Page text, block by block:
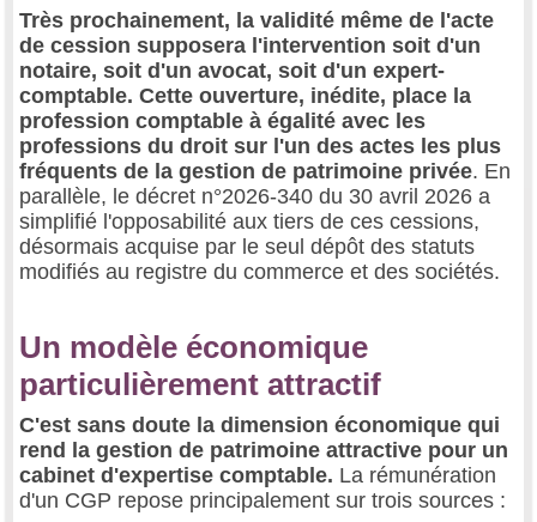
Très prochainement, la validité même de l'acte
de cession supposera l'intervention soit d'un
notaire, soit d'un avocat, soit d'un expert-
comptable. Cette ouverture, inédite, place la
profession comptable à égalité avec les
professions du droit sur l'un des actes les plus
fréquents de la gestion de patrimoine privée. En
parallèle, le décret n°2026-340 du 30 avril 2026 a
simplifié l'opposabilité aux tiers de ces cessions,
désormais acquise par le seul dépôt des statuts
modifiés au registre du commerce et des sociétés.
Un modèle économique
particulièrement attractif
C'est sans doute la dimension économique qui
rend la gestion de patrimoine attractive pour un
cabinet d'expertise comptable. La rémunération
d'un CGP repose principalement sur trois sources :